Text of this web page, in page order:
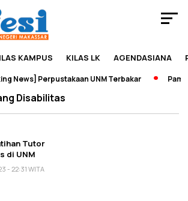
KAMPUS KILAS LK AGENDASIANA
News] Perpustakaan UNM Terbakar
Disabilitas
Tutor
di UNM
- 22:31 WITA